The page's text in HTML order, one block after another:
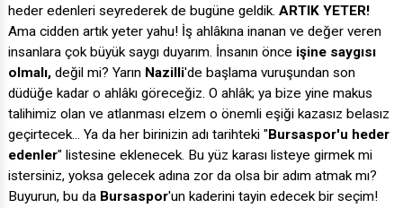
heder edenleri seyrederek de bugüne geldik. ARTIK YETER!
Ama cidden artık yeter yahu! İş ahlâkına inanan ve değer veren
insanlara çok büyük saygı duyarım. İnsanın önce işine saygısı
olmalı, değil mi? Yarın Nazilli'de başlama vuruşundan son
düdüğe kadar o ahlâkı göreceğiz. O ahlâk; ya bize yine makus
talihimiz olan ve atlanması elzem o önemli eşiği kazasız belasız
geçirtecek... Ya da her birinizin adı tarihteki "Bursaspor'u heder
edenler" listesine eklenecek. Bu yüz karası listeye girmek mi
istersiniz, yoksa gelecek adına zor da olsa bir adım atmak mı?
Buyurun, bu da Bursaspor'un kaderini tayin edecek bir seçim!